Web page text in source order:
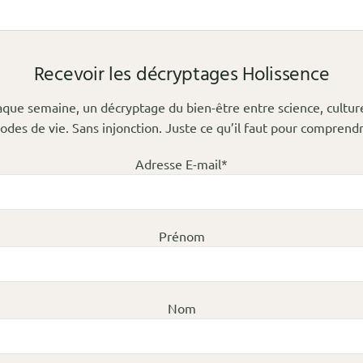
Recevoir les décryptages Holissence
semaine, un décryptage du bien-être entre science,
de vie. Sans injonction. Juste ce qu’il faut pour
Adresse E-mail*
Prénom
Nom